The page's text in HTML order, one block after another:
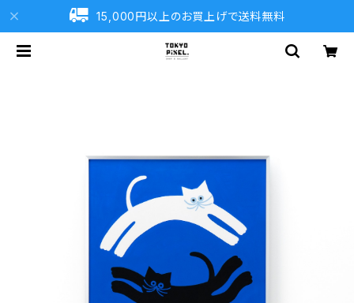
15,000円以上のお買上げで送料無料